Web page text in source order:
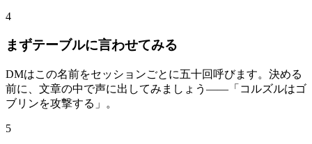
4
まずテーブルに言わせてみる
DMはこの名前をセッションごとに五十回呼びます。決める
前に、文章の中で声に出してみましょう——「コルズルはゴ
ブリンを攻撃する」。
5